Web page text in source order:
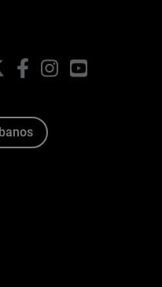
FacebookInstagramYouTube